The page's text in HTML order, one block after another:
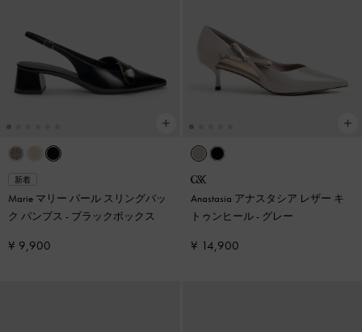
新着
Marie マリー パール スリングバッ
ク パンプス - ブラックボックス
¥ 9,900
Anastasia アナスタシア レザー キ
トゥンヒール- グレー
¥ 14,900